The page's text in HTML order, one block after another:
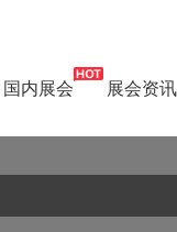
国内展会 展会资讯